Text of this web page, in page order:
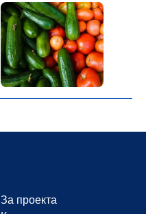
За проекта